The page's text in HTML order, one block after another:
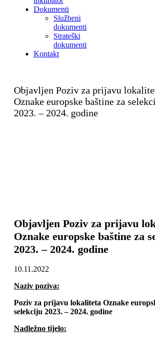
Dokumenti
Službeni
dokumenti
Strateški
dokumenti
Kontakt
Objavljen Poziv za prijavu
Oznake europske baštine za
2023. – 2024. godine
Objavljen Poziv za prijavu
Oznake europske baštine za
2023. – 2024. godine
10.11.2022
Naziv poziva:
Poziv za prijavu lokaliteta Oznake
selekciju 2023. – 2024. godine
Nadležno tijelo: